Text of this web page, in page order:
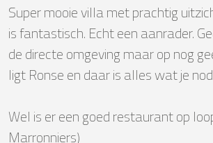
Super mooie villa met prachtig
is fantastisch. Echt een aanrader.
de directe omgeving maar op nog
ligt Ronse en daar is alles wat je
Wel is er een goed restaurant op
Marronniers)